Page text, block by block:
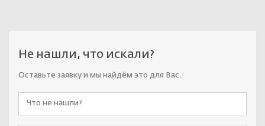
Не нашли, что искали?
Оставьте заявку и мы найдём это для Вас.